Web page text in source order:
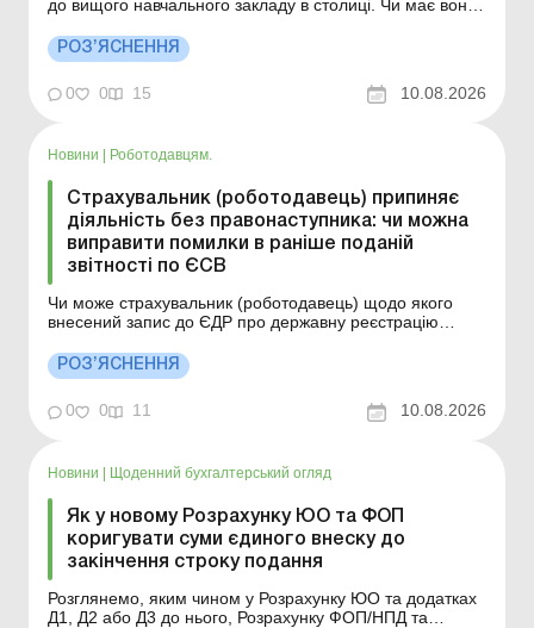
до вищого навчального закладу в столиці. Чи має вона
Більше за темою: Чи має право працівник брати
відпустку без збереження зарплати кілька разів
протягом року? Чи можна надати дві різні відпус...
РОЗ’ЯСНЕННЯ
0 0 15 10.08.2026
Новини Роботодавцям.
Страхувальник (роботодавець) припиняє
діяльність без правонаступника: чи можна
виправити помилки в раніше поданій
звітності по ЄСВ
Чи може страхувальник (роботодавець) щодо якого
внесений запис до ЄДР про державну реєстрацію
в раніше поданій звітності по єдиному внеску? Більше
за темою: Об’єднана звітність з ПДФО, ВЗ та ЄСВ:
заповнення, виправлення помилок та аналіз найпо...
РОЗ’ЯСНЕННЯ
0 0 11 10.08.2026
Новини | Щоденний бухгалтерський огляд
Як у новому Розрахунку ЮО та ФОП
коригувати суми єдиного внеску до
закінчення строку подання
Розглянемо, яким чином у Розрахунку ЮО та додатках
Д1, Д2 або Д3 до нього, Розрахунку ФОП/НПД та